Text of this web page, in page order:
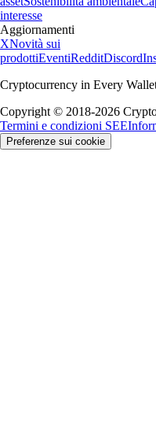
interesse
Aggiornamenti
XNovità sui
prodottiEventiRedditDiscord
Cryptocurrency in Every
Copyright © 2018-2026
Termini e condizioni SEE
Preferenze sui cookie